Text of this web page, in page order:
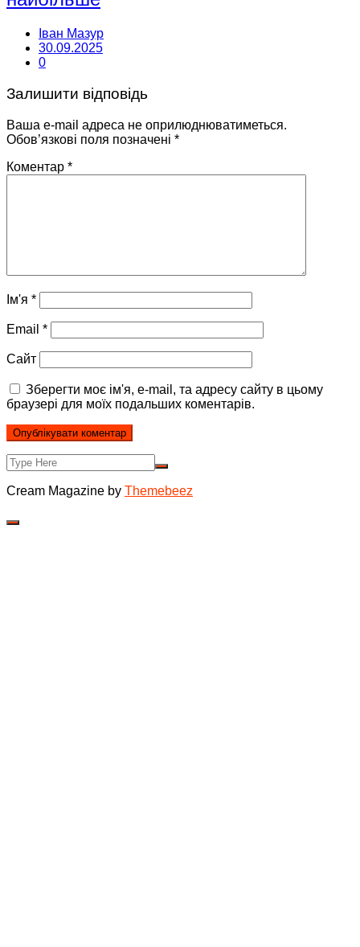
Іван Мазур
30.09.2025
0
Залишити відповідь
Ваша e-mail адреса не оприлюднюватиметься.
Обов’язкові поля позначені *
Коментар *
Ім'я *
Email *
Сайт
Зберегти моє ім'я, e-mail, та адресу сайту в цьому
браузері для моїх подальших коментарів.
Cream Magazine by Themebeez